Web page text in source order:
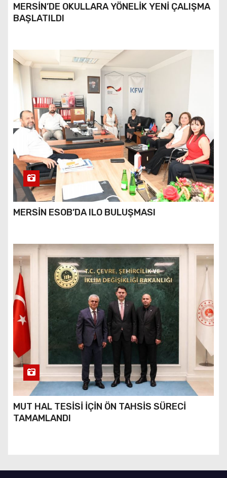
MERSİN’DE OKULLARA YÖNELİK YENİ ÇALIŞMA
BAŞLATILDI
MERSİN ESOB’DA ILO BULUŞMASI
MUT HAL TESİSİ İÇİN ÖN TAHSİS SÜRECİ
TAMAMLANDI